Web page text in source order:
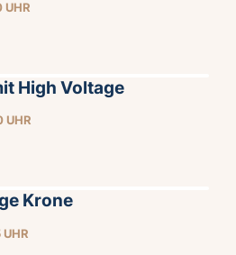
UHR
High Voltage
Krone